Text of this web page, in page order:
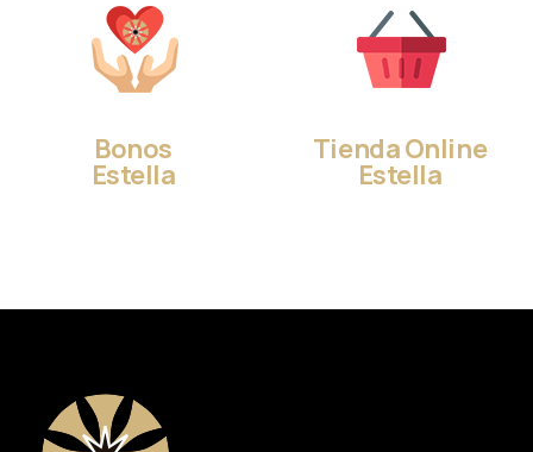
Bonos
Estella
Tienda Online
Estella